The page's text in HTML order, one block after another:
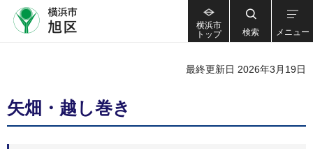
横浜市
トップ
検索 メニュー
最終更新日 2026年3月19日
矢畑・越し巻き